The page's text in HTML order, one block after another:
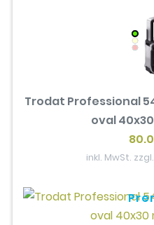
Trodat Professional
oval
inkl. MwSt.